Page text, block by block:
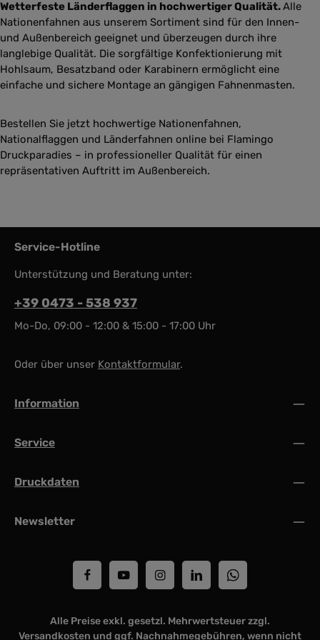
Wetterfeste Länderflaggen in hochwertiger Qualität.Alle
Nationenfahnen aus unserem Sortiment sind für den Innen-
und Außenbereich geeignet und überzeugen durch ihre
langlebige Qualität. Die sorgfältige Konfektionierung mit
Hohlsaum, Besatzband oder Karabinern ermöglicht eine
einfache und sichere Montage an gängigen Fahnenmasten.
Bestellen Sie jetzt hochwertige Nationenfahnen,
Nationalflaggen und Länderfahnen online bei Flamingo
Druckparadies – in professioneller Qualität für einen
repräsentativen Auftritt im Außenbereich.
Service-Hotline
Unterstützung und Beratung unter:
+39 0473 - 538 937
Mo-Do, 09:00 - 12:00 & 15:00 - 17:00 Uhr
Oder über unser Kontaktformular.
Information
Service
Druckdaten
Newsletter
Alle Preise exkl. gesetzl. Mehrwertsteuer zzgl.
Versandkosten und ggf. Nachnahmegebühren, wenn nicht